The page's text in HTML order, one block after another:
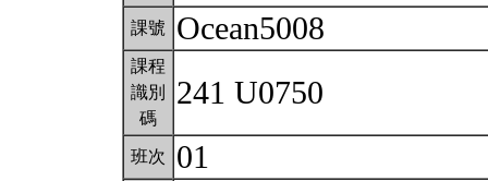
課號 Ocean5008
課程
識別
碼
241 U0750
班次 01